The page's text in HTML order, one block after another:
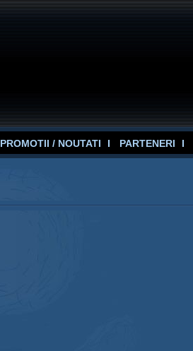
PROMOTII / NOUTATI PARTENERI